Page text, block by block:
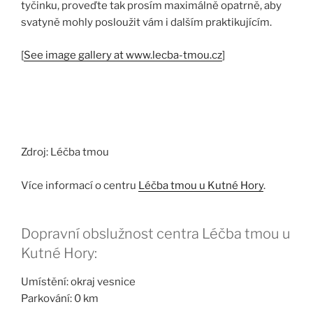
tyčinku, proveďte tak prosím maximálně opatrně, aby
svatyně mohly posloužit vám i dalším praktikujícím.
[See image gallery at www.lecba-tmou.cz]
Zdroj: Léčba tmou
Více informací o centru Léčba tmou u Kutné Hory.
Dopravní obslužnost centra Léčba tmou u
Kutné Hory:
Umístění: okraj vesnice
Parkování: 0 km